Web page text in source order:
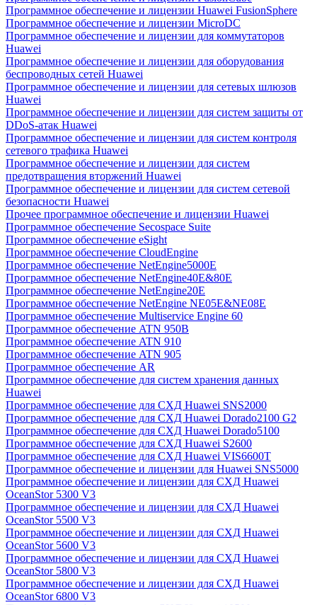
Программное обеспечение и лицензии Huawei FusionSphere
Программное обеспечение и лицензии MicroDC
Программное обеспечение и лицензии для коммутаторов
Huawei
Программное обеспечение и лицензии для оборудования
беспроводных сетей Huawei
Программное обеспечение и лицензии для сетевых шлюзов
Huawei
Программное обеспечение и лицензии для систем защиты от
DDoS-атак Huawei
Программное обеспечение и лицензии для систем контроля
сетевого трафика Huawei
Программное обеспечение и лицензии для систем
предотвращения вторжений Huawei
Программное обеспечение и лицензии для систем сетевой
безопасности Huawei
Прочее программное обеспечение и лицензии Huawei
Программное обеспечение Secospace Suite
Программное обеспечение eSight
Программное обеспечение CloudEngine
Программное обеспечение NetEngine5000E
Программное обеспечение NetEngine40E&80E
Программное обеспечение NetEngine20E
Программное обеспечение NetEngine NE05E&NE08E
Программное обеспечение Multiservice Engine 60
Программное обеспечение ATN 950B
Программное обеспечение ATN 910
Программное обеспечение ATN 905
Программное обеспечение AR
Программное обеспечение для систем хранения данных
Huawei
Программное обеспечение для СХД Huawei SNS2000
Программное обеспечение для СХД Huawei Dorado2100 G2
Программное обеспечение для СХД Huawei Dorado5100
Программное обеспечение для СХД Huawei S2600
Программное обеспечение для СХД Huawei VIS6600T
Программное обеспечение и лицензии для Huawei SNS5000
Программное обеспечение и лицензии для СХД Huawei
OceanStor 5300 V3
Программное обеспечение и лицензии для СХД Huawei
OceanStor 5500 V3
Программное обеспечение и лицензии для СХД Huawei
OceanStor 5600 V3
Программное обеспечение и лицензии для СХД Huawei
OceanStor 5800 V3
Программное обеспечение и лицензии для СХД Huawei
OceanStor 6800 V3